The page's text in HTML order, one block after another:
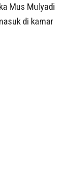
Mus Mulyadi
di kamar